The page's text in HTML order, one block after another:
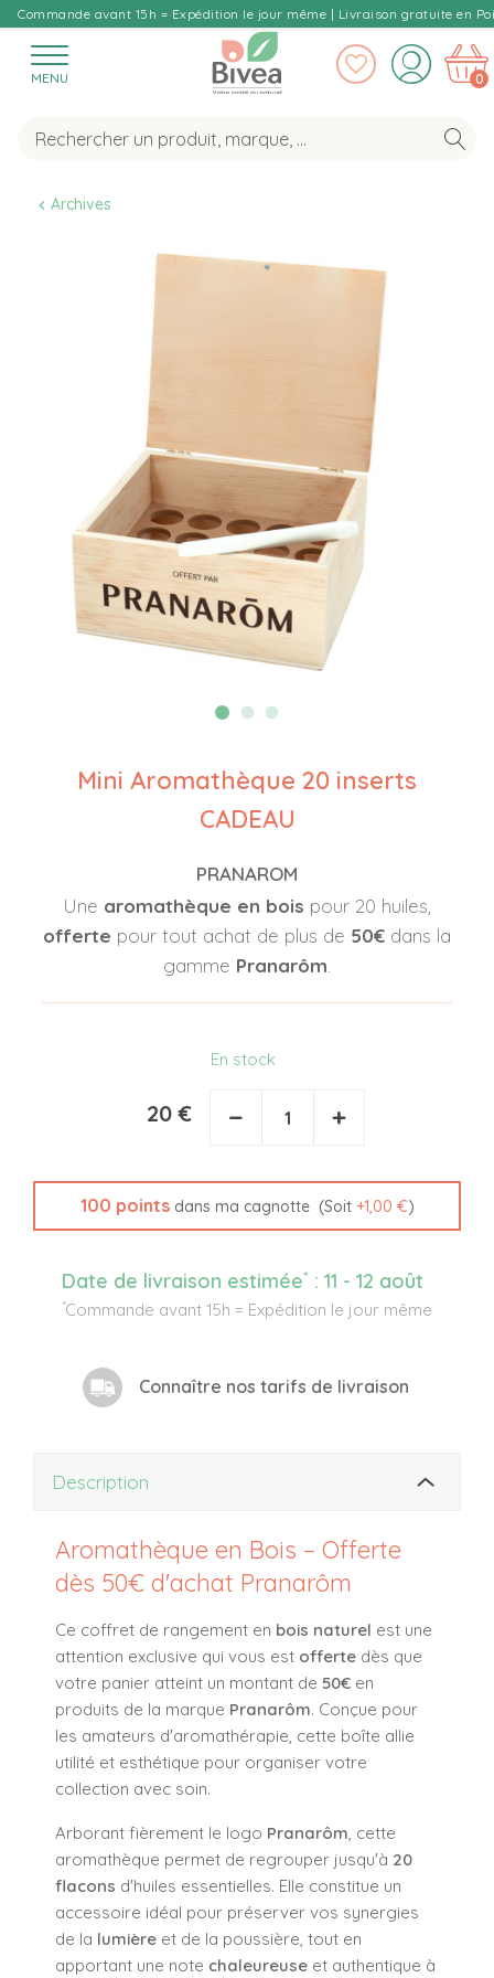
Commande avant 15h = Expédition le jour même | Livraison gratuite en
MENU 0
Archives
Mini Aromathèque 20 inserts
CADEAU
PRANAROM
Une aromathèque en bois pour 20 huiles,
offerte pour tout achat de plus de 50€ dans la
gamme Pranarôm.
En stock
20 € − +
100 pointsdans ma cagnotte (Soit +1,00 €)
Date de livraison estimée* : 11 - 12 août
*Commande avant 15h = Expédition le jour même
Connaître nos tarifs de livraison
Description
Aromathèque en Bois – Offerte
dès 50€ d'achat Pranarôm
Ce coffret de rangement en bois naturel est une
attention exclusive qui vous est offerte dès que
votre panier atteint un montant de 50€ en
produits de la marque Pranarôm. Conçue pour
les amateurs d'aromathérapie, cette boîte allie
utilité et esthétique pour organiser votre
collection avec soin.
Arborant fièrement le logo Pranarôm, cette
aromathèque permet de regrouper jusqu'à 20
flacons d'huiles essentielles. Elle constitue un
accessoire idéal pour préserver vos synergies
de la lumière et de la poussière, tout en
apportant une note chaleureuse et authentique à